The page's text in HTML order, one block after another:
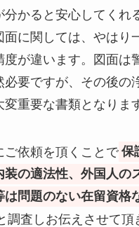
分かると安心してくれ
面に関しては、やはり
度が違います。図面は
必要ですが、その後の
重要な書類となりま
ご依頼を頂くことで 保
装の適法性、外国人の
は問題のない在留資格
調査しお伝えさせて頂